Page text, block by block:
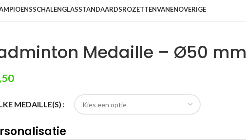
GLASSTANDAARDSROZETTENVANENOVERIGE
Medaille – Ø50 mm
MEDAILLE(S)